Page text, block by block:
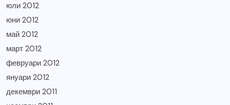
юли 2012
юни 2012
май 2012
март 2012
февруари 2012
януари 2012
декември 2011